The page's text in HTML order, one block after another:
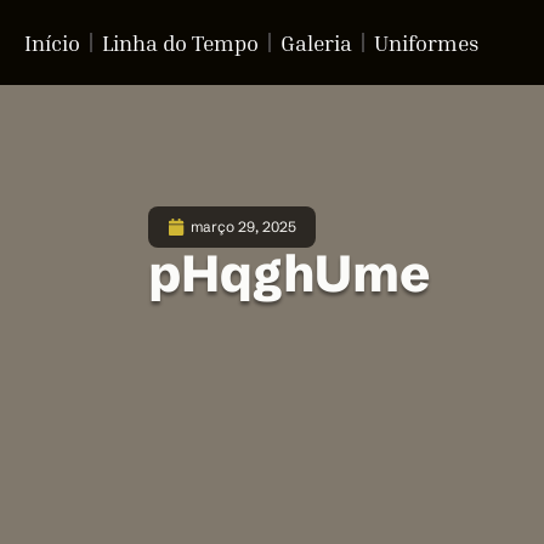
Início Linha do Tempo Galeria Uniformes
março 29, 2025
pHqghUme